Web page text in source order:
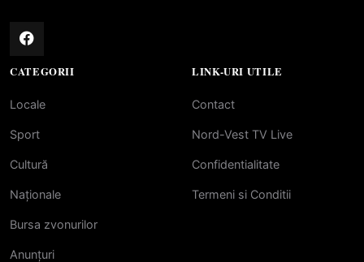
CATEGORII
Locale
Sport
Cultură
Naționale
Bursa zvonurilor
Anunțuri
LINK-URI UTILE
Contact
Nord-Vest TV Live
Confidentialitate
Termeni si Conditii